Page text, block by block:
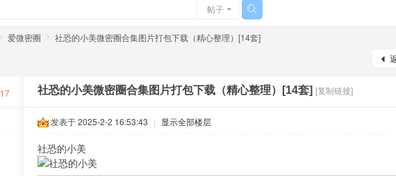
帖子
爱微密圈 社恐的小美微密圈合集图片打包下载（精心整理）[14套]
17 社恐的小美微密圈合集图片打包下载（精心整理）[14套] [复制链接]
发表于 2025-2-2 16:53:43 | 显示全部楼层
社恐的小美